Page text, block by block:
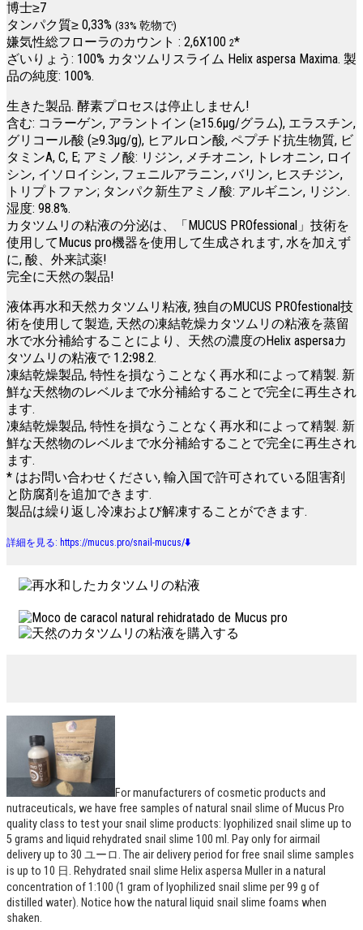
博士≥7
タンパク質≥ 0,33% (33% 乾物で)
嫌気性総フローラのカウント : 2,6Х100 2*
ざいりょう: 100% カタツムリスライム Helix aspersa Maxima. 製
品の純度: 100%.
生きた製品. 酵素プロセスは停止しません!
含む: コラーゲン, アラントイン (≥15.6μg/グラム), エラスチン,
グリコール酸 (≥9.3μg/g), ヒアルロン酸, ペプチド抗生物質, ビ
タミンA, C, E; アミノ酸: リジン, メチオニン, トレオニン, ロイ
シン, イソロイシン, フェニルアラニン, バリン, ヒスチジン,
トリプトファン; タンパク新生アミノ酸: アルギニン, リジン.
湿度: 98.8%.
カタツムリの粘液の分泌は、「MUCUS PROfessional」技術を
使用してMucus pro機器を使用して生成されます, 水を加えず
に, 酸、外来試薬!
完全に天然の製品!
液体再水和天然カタツムリ粘液, 独自のMUCUS PROfestional技
術を使用して製造, 天然の凍結乾燥カタツムリの粘液を蒸留
水で水分補給することにより、天然の濃度のHelix aspersaカ
タツムリの粘液で 1.2:98.2.
凍結乾燥製品, 特性を損なうことなく再水和によって精製. 新
鮮な天然物のレベルまで水分補給することで完全に再生され
ます.
凍結乾燥製品, 特性を損なうことなく再水和によって精製. 新
鮮な天然物のレベルまで水分補給することで完全に再生され
ます.
* はお問い合わせください, 輸入国で許可されている阻害剤
と防腐剤を追加できます.
製品は繰り返し冷凍および解凍することができます.
詳細を見る: https://mucus.pro/snail-mucus/⬇️
For manufacturers of cosmetic products and
nutraceuticals, we have free samples of natural snail slime of Mucus Pro
quality class to test your snail slime products: lyophilized snail slime up to
5grams and liquid rehydrated snail slime 100 ml . Pay only for airmail
delivery up to 30 ユーロ. The air delivery period for free snail slime samples
is up to 10 日. Rehydrated snail slime Helix aspersa Muller in a natural
concentration of1:100 (1 gram of lyophilized snail slime per99 g of
distilled water). Notice how the natural liquid snail slime foams when
shaken.